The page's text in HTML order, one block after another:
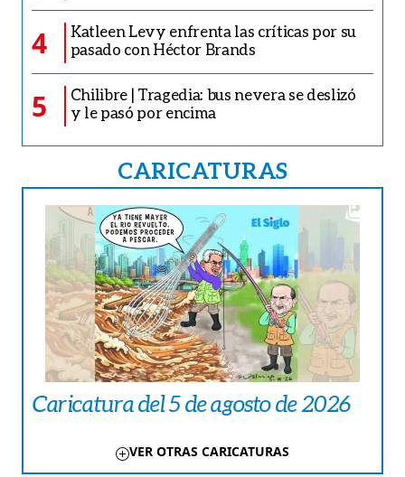
4
Katleen Levy enfrenta las críticas por su
pasado con Héctor Brands
5
Chilibre | Tragedia: bus nevera se deslizó
y le pasó por encima
CARICATURAS
Caricatura del 5 de agosto de 2026
VER OTRAS CARICATURAS